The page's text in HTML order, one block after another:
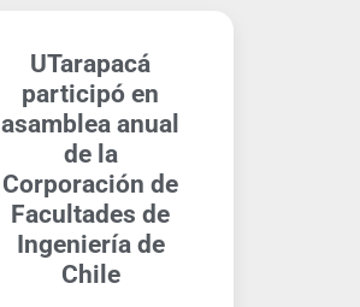
UTarapacá
participó en
asamblea anual
de la
Corporación de
Facultades de
Ingeniería de
Chile